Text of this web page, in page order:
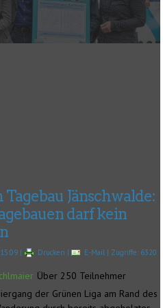
Jänschwalde:
darf kein
| Drucken | E-Mail | Zugriffe: 6320
Über 250 Teilnehmer
der Grünen Liga am Rand des